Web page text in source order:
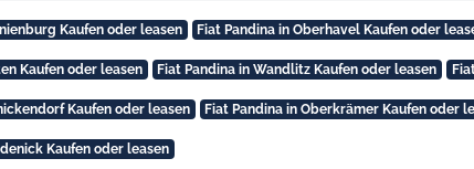
Kaufen oder leasen Fiat Pandina in Oberhavel Kaufen oder
Kaufen oder leasen Fiat Pandina in Wandlitz Kaufen oder leasen
Kaufen oder leasen Fiat Pandina in Oberkrämer Kaufen oder
Kaufen oder leasen